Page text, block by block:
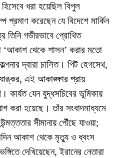
ধরা হয়েছিল বিপুল
করেছেন যে বিদেশে মার্কিন
তিনি গভীরভাবে প্রোথিত
‘আকাশ থেকে শাসন’ করার মতো
দ্বারা চালিত। পিট হেগসেথ,
এই আকাঙ্ক্ষার প্রায়
যেন যুদ্ধসচিবের ভূমিকায়
করা হয়েছে। তাঁর সংবাদমাধ্যমে
সীমানায় পৌঁছে যাওয়া;
আকাশ থেকে মৃত্যু ও ধ্বংস
দেখিয়েছেন, ইরানের নেতারা